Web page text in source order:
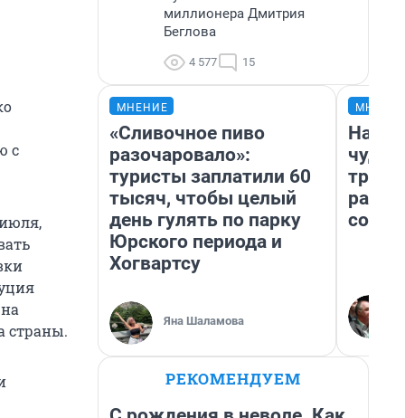
с
страны.
миллионера Дмитрия
Беглова
4 577 15
МНЕНИЕ
«Сливочное пиво
разочаровало»:
туристы заплатили 60
тысяч, чтобы целый
день гулять по парку
Юрского периода и
Хогвартсу
Яна Шаламова
РЕКОМЕНДУЕМ